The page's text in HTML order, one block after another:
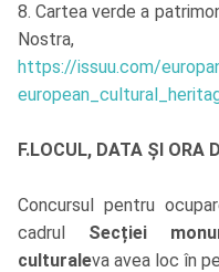
8. Cartea verde a
https://issuu.com/
F.LOCUL, DATA ȘI ORA
Concursul pentru
cadrul Secției
culturaleva avea loc în